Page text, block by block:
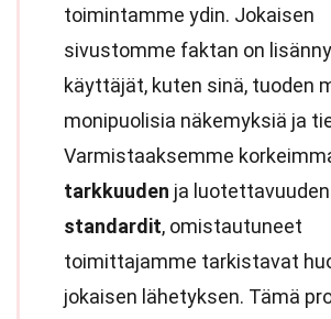
toimintamme ydin. Jokaisen
sivustomme faktan on
käyttäjät, kuten sinä, tuoden
monipuolisia näkemyksiä ja
Varmistaaksemme
tarkkuuden ja luotettavuuden
standardit, omistautuneet
toimittajamme tarkistavat
jokaisen lähetyksen. Tämä